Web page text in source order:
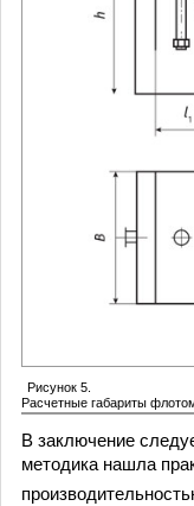
Рисунок 5.
Расчетные габариты
В заключение
методика нашла